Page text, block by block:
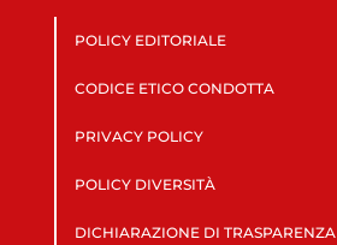
POLICY EDITORIALE
CODICE ETICO CONDOTTA
PRIVACY POLICY
POLICY DIVERSITÀ
DICHIARAZIONE DI TRASPARENZA